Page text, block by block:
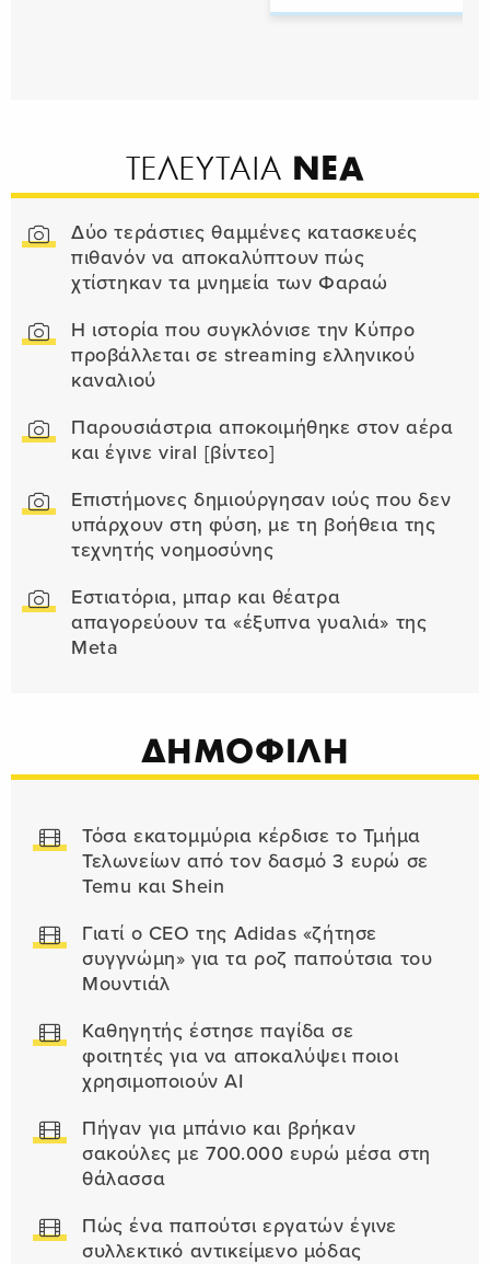
ΤΕΛΕΥΤΑΙΑ ΝΕΑ
Δύο τεράστιες θαμμένες κατασκευές
πιθανόν να αποκαλύπτουν πώς
χτίστηκαν τα μνημεία των Φαραώ
Η ιστορία που συγκλόνισε την Κύπρο
προβάλλεται σε streaming ελληνικού
καναλιού
Παρουσιάστρια αποκοιμήθηκε στον αέρα
και έγινε viral [βίντεο]
Επιστήμονες δημιούργησαν ιούς που δεν
υπάρχουν στη φύση, με τη βοήθεια της
τεχνητής νοημοσύνης
Εστιατόρια, μπαρ και θέατρα
απαγορεύουν τα «έξυπνα γυαλιά» της
Meta
ΔΗΜΟΦΙΛΗ
Τόσα εκατομμύρια κέρδισε το Τμήμα
Τελωνείων από τον δασμό 3 ευρώ σε
Temu και Shein
Γιατί ο CEO της Adidas «ζήτησε
συγγνώμη» για τα ροζ παπούτσια του
Μουντιάλ
Καθηγητής έστησε παγίδα σε
φοιτητές για να αποκαλύψει ποιοι
χρησιμοποιούν AI
Πήγαν για μπάνιο και βρήκαν
σακούλες με 700.000 ευρώ μέσα στη
θάλασσα
Πώς ένα παπούτσι εργατών έγινε
συλλεκτικό αντικείμενο μόδας